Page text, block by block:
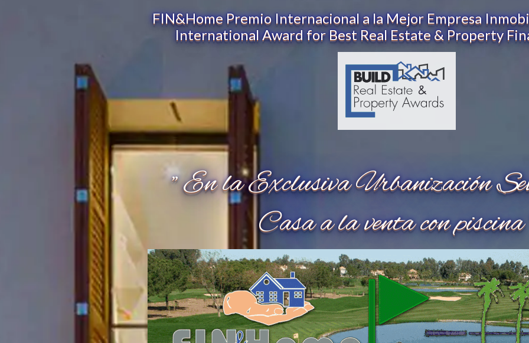
FIN&Home Premio Internacional a la Mejor Empresa
International Award for Best Real Estate & Property
" En la Exclusiva Urbanización
Casa a la venta con